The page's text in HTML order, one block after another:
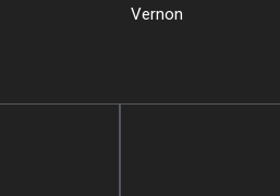
Vernon